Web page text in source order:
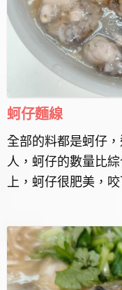
蚵仔麵線
全部的料都是蚵仔
人，蚵仔的數量比
上，蚵仔很肥美，